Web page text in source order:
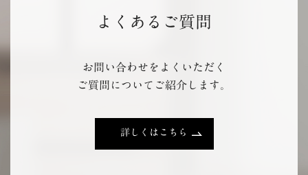
よくあるご質問
お問い合わせをよくいただく
ご質問についてご紹介します。
詳しくはこちら